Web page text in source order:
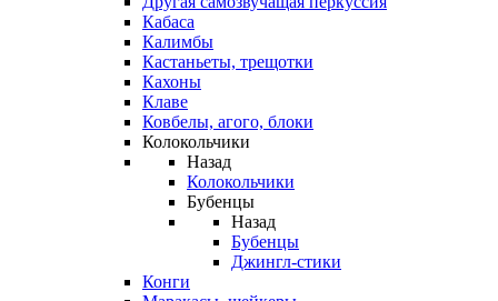
Кабаса
Калимбы
Кастаньеты, трещотки
Кахоны
Клаве
Ковбелы, агого, блоки
Колокольчики
Назад
Колокольчики
Бубенцы
Назад
Бубенцы
Джингл-стики
Конги